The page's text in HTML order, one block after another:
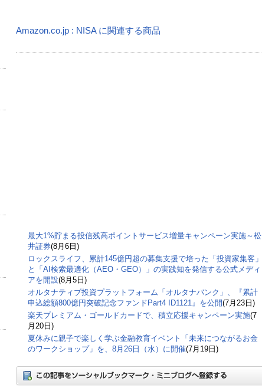
Amazon.co.jp : NISA に関連する商品
最大1%貯まる投信残高ポイントサービス増量キャンペーン実施～松
井証券(8月6日)
ロックスライフ、累計145億円超の募集支援で培った「投資家集客」
と「AI検索最適化（AEO・GEO）」の実践知を発信する公式メディ
アを開設(8月5日)
オルタナティブ投資プラットフォーム「オルタナバンク」、『累計
申込総額800億円突破記念ファンドPart4 ID1121』を公開(7月23日)
楽天プレミアム・ゴールドカードで、積立応援キャンペーン実施(7
月20日)
夏休みに親子で楽しく学ぶ金融教育イベント「未来につながるお金
のワークショップ」を、8月26日（水）に開催(7月19日)